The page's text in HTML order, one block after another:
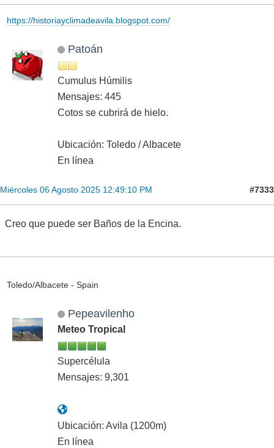
https://historiayclimadeavila.blogspot.com/
Patoán
Cumulus Húmilis
Mensajes: 445
Cotos se cubrirá de hielo.
Ubicación: Toledo / Albacete
En línea
Miércoles 06 Agosto 2025 12:49:10 PM #7333
Creo que puede ser Baños de la Encina.
Toledo/Albacete - Spain
Pepeavilenho
Meteo Tropical
Supercélula
Mensajes: 9,301
Ubicación: Avila (1200m)
En línea